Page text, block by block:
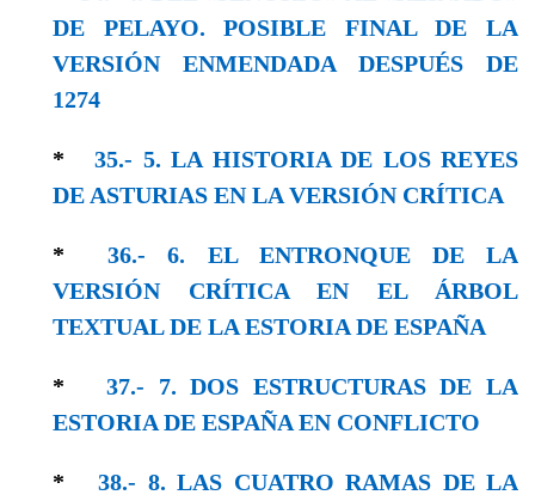
DE PELAYO. POSIBLE FINAL DE LA
VERSIÓN ENMENDADA DESPUÉS DE
1274
*35.- 5. LA HISTORIA DE LOS REYES
DE ASTURIAS EN LA VERSIÓN CRÍTICA
*36.- 6. EL ENTRONQUE DE LA
VERSIÓN CRÍTICA EN EL ÁRBOL
TEXTUAL DE LA ESTORIA DE ESPAÑA
* 37.- 7. DOS ESTRUCTURAS DE LA
ESTORIA DE ESPAÑA EN CONFLICTO
*38.- 8. LAS CUATRO RAMAS DE LA